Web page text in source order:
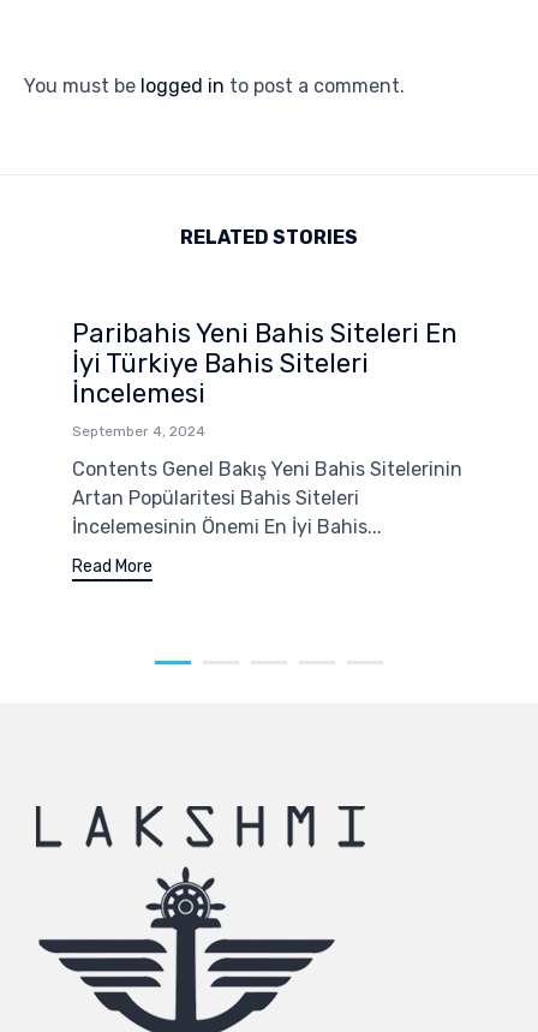
You must be logged in to post a comment.
RELATED STORIES
Paribahis Yeni Bahis Siteleri En
İyi Türkiye Bahis Siteleri
İncelemesi
September 4, 2024
Contents Genel Bakış Yeni Bahis Sitelerinin
Artan Popülaritesi Bahis Siteleri
İncelemesinin Önemi En İyi Bahis...
Read More